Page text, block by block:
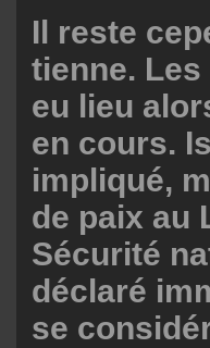
Il reste
tienne.
eu lieu
en cours.
impliqué,
de paix au
Sécurité
déclaré
se